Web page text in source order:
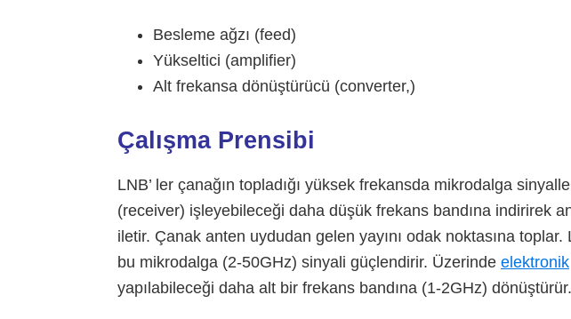
Besleme ağzı (feed)
Yükseltici (amplifier)
Alt frekansa dönüştürücü (converter,)
Çalışma Prensibi
LNB’ ler çanağın topladığı yüksek frekansda mikrodalga
(receiver) işleyebileceği daha düşük frekans bandına indirirek
iletir. Çanak anten uydudan gelen yayını odak noktasına toplar.
bu mikrodalga (2-50GHz) sinyali güçlendirir. Üzerinde elektronik
yapılabileceği daha alt bir frekans bandına (1-2GHz) dönüştürür.